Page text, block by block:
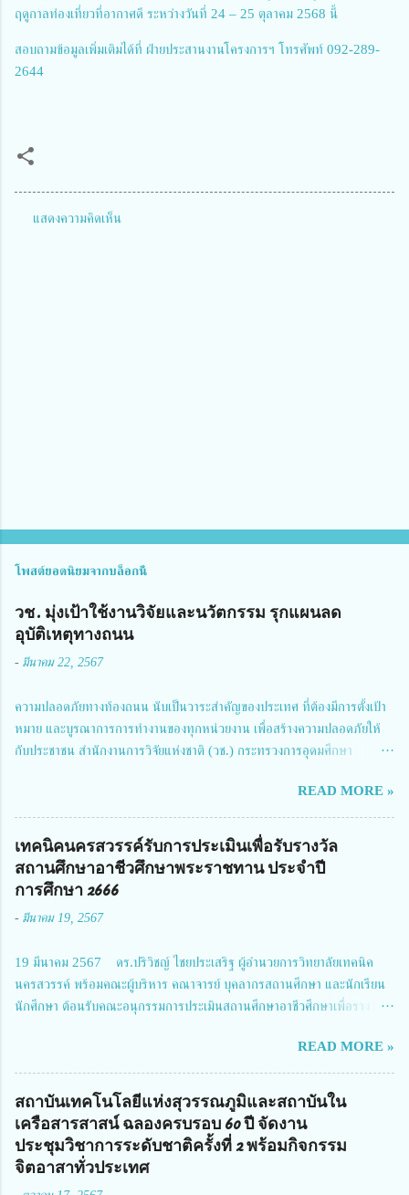
ฤดูกาลท่องเที่ยวที่อากาศดี ระหว่างวันที่ 24 – 25 ตุลาคม 2568 นี้
สอบถามข้อมูลเพิ่มเติมได้ที่ ฝ่ายประสานงานโครงการฯ โทรศัพท์ 092-289-
2644
แสดงความคิดเห็น
โพสต์ยอดนิยมจากบล็อกนี้
วช. มุ่งเป้าใช้งานวิจัยและนวัตกรรม รุกแผนลด
อุบัติเหตุทางถนน
- มีนาคม 22, 2567
ความปลอดภัยทางท้องถนน นับเป็นวาระสำคัญของประเทศ ที่ต้องมีการตั้งเป้า
หมาย และบูรณาการการทำงานของทุกหน่วยงาน เพื่อสร้างความปลอดภัยให้
กับประชาชน สำนักงานการวิจัยแห่งชาติ (วช.) กระทรวงการอุดมศึกษา
สมาคมวิศวกรรมชีวการแพทย์ไทย จัดการประชุมเผยแพร่ผลการดำเนินงาน
โครงการการวิจัยเชิงปฏิบัติการโดยบูรณาการทุกภาคส่วน เพื่อลดอุบัติเหตุและ
การเสียชีวิตให้สอดคล้องกับเป้าหมายแผนแม่บทฉบับที่ 5 ในวันที่ 22 มีนาคม
2567 โดยมี ดร.วิภารัตน์ ดีอ่อง ผู้อำนวยการสำนักงานการวิจัยแห่งชาติ เป็น
ประธานในพิธีเปิดพร้อมให้นโยบายการผลักดันงานวิจัยเพื่อความปลอดภัยทาง
การประชุมในครั้งนี้ นางสาวสตตกมล เกียรติพานิช ผู้อำนวยการกองบริหารทุน
Richmond Stylish Convention Hotel จังหวัดนนทบุรี ดร.วิภารัตน์ ดีอ่อง
ผู้อำนวยการสำนักงานการวิจัยแห่งชาติ กล่าวว่า วช. ในฐานะหน่วยงานบริหาร
จัดการทุนวิจัยและนวัตกรรมได้เล็งเห็นถึงความสำคัญของกา...
READ MORE »
เทคนิคนครสวรรค์รับการประเมินเพื่อรับรางวัล
สถานศึกษาอาชีวศึกษาพระราชทาน ประจำปี
การศึกษา 2666
- มีนาคม 19, 2567
19 มีนาคม 2567 ดร.ปริวิชญ์ ไชยประเสริฐ ผู้อำนวยการวิทยาลัยเทคนิค
นครสวรรค์ พร้อมคณะผู้บริหาร คณาจารย์ บุคลากรสถานศึกษา และนักเรียน
นักศึกษา ต้อนรับคณะอนุกรรมการประเมินสถานศึกษาอาชีวศึกษาเพื่อรางวัล
นายจักรภพ เนวะมาตย์ ผู้อำนวยการวิทยาลัยเทคนิคตาก ประธานคณะอนุกร
รมการฯ 1.นายวณิชา คณะใน ผู้ทรงคุณวุฒิ 2.นายภัทธาวุธ โพธา ผู้อำนวย
การวิทยาลัยสารพัดช่างกำแพงเพชร 3.นางสาวหัตถาภรณ์ เสาร์เรือน ผู้อำนวย
การวิทยาลัยการอาชีพบ้านตาก 4.นางเพ็ญศรี ขุนทอง ผู้อำนวยการวิทยาลัย
การอาชีพรัตนประสิทธิ์วิทย์ 5.นายธเนศ คงวังทอง ผู้อำนวยการวิทยาลัย
เกษตรและเทคโนโลยีพิจิตร 6.นายชัยณรงค์ คชมาตย์ ผู้อำนวยการวิทยาลัย
READ MORE »
สถาบันเทคโนโลยีแห่งสุวรรณภูมิและสถาบันใน
เครือสารสาสน์ ฉลองครบรอบ 60 ปี จัดงาน
ประชุมวิชาการระดับชาติครั้งที่ 2 พร้อมกิจกรรม
จิตอาสาทั่วประเทศ